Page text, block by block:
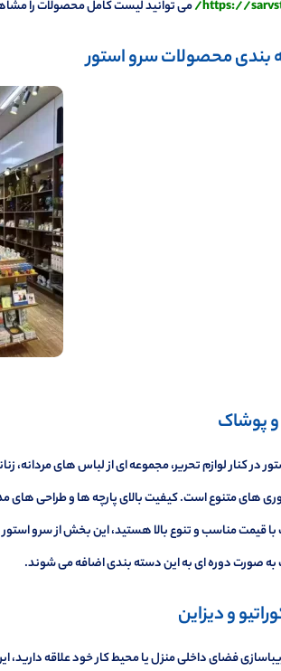
https:// می توانید لیست کامل محصولات را
بندی محصولات سرو استور
در کنار لوازم تحریر، مجموعه ای از لباس های
های متنوع است. کیفیت بالای پارچه ها و طراحی های
قیمت مناسب و تنوع بالا هستید، این بخش از سرو
صورت دوره ای به این دسته بندی اضافه می شوند.
فضای داخلی منزل یا محیط کار خود علاقه